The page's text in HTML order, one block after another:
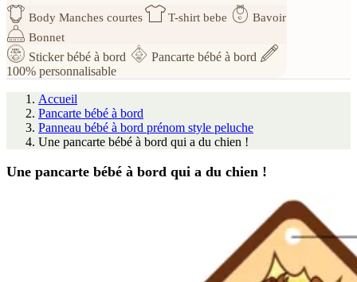
Body Manches courtes T-shirt bebe
Bavoir
Bonnet
Sticker bébé à bord
Pancarte bébé à bord
100% personnalisable
Accueil
Pancarte bébé à bord
Panneau bébé à bord prénom style peluche
Une pancarte bébé à bord qui a du chien !
Une pancarte bébé à bord qui a du chien !